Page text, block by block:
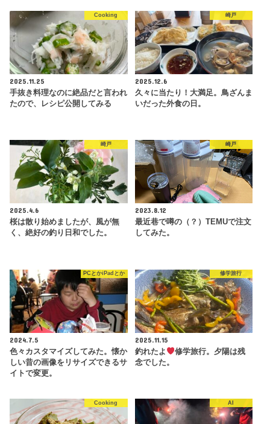
Cooking
2025.11.25
手抜き料理なのに絶品だと言われ
たので、レシピ公開してみる
崎戸
2025.12.6
久々に当たり！大満足。鳥ざんま
いだった外食の日。
崎戸
2025.4.6
桜は散り始めましたが、風が無
く、絶好の釣り日和でした。
崎戸
2023.8.12
最近巷で噂の（？）TEMUで注文
してみた。
PCとかiPadとか
2024.7.5
色々カスタマイズしてみた。懐か
しい昔の画像をリサイズできるサ
イトで変更。
修学旅行
2025.11.15
釣れたよ
修学旅行。夕陽は残
念でした。
Cooking AI